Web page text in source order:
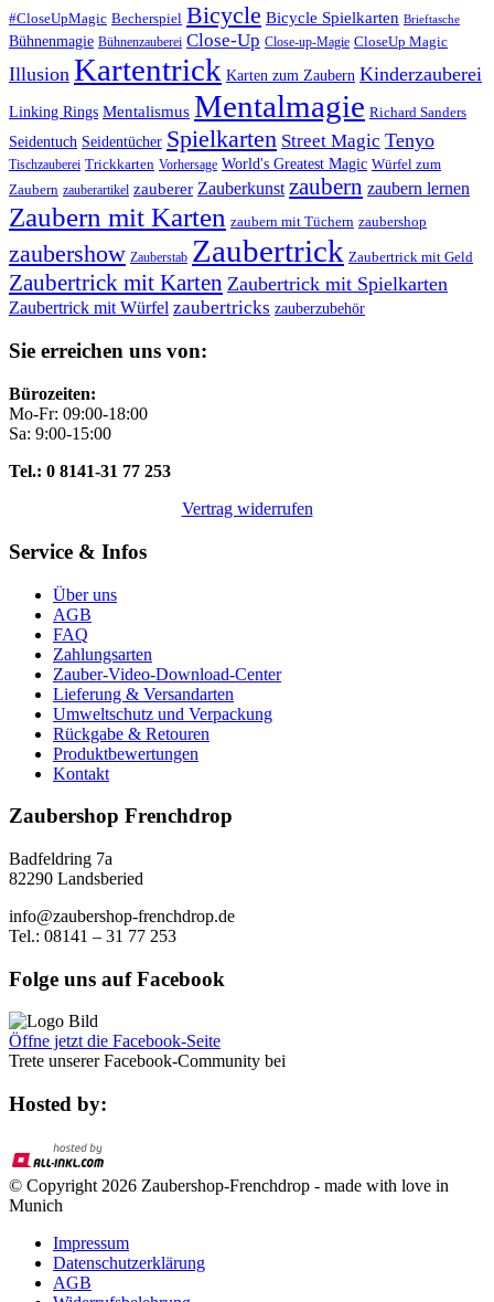
#CloseUpMagic Becherspiel Bicycle Bicycle Spielkarten Brieftasche
Bühnenmagie Bühnenzauberei Close-Up Close-up-Magie CloseUp Magic
Illusion Kartentrick Karten zum Zaubern Kinderzauberei
Linking Rings Mentalismus Mentalmagie Richard Sanders
Seidentuch Seidentücher Spielkarten Street Magic Tenyo
Tischzauberei Trickkarten Vorhersage World's Greatest Magic Würfel zum
Zaubern zauberartikel zauberer Zauberkunst zaubern zaubern lernen
Zaubern mit Karten zaubern mit Tüchern zaubershop
zaubershow Zauberstab Zaubertrick Zaubertrick mit Geld
Zaubertrick mit Karten Zaubertrick mit Spielkarten
Zaubertrick mit Würfel zaubertricks zauberzubehör
Sie erreichen uns von:
Bürozeiten:
Mo-Fr: 09:00-18:00
Sa: 9:00-15:00
Tel.: 0 8141-31 77 253
Vertrag widerrufen
Service & Infos
Über uns
AGB
FAQ
Zahlungsarten
Zauber-Video-Download-Center
Lieferung & Versandarten
Umweltschutz und Verpackung
Rückgabe & Retouren
Produktbewertungen
Kontakt
Zaubershop Frenchdrop
Badfeldring 7a
82290 Landsberied
info@zaubershop-frenchdrop.de
Tel.: 08141 – 31 77 253
Folge uns auf Facebook
Öffne jetzt die Facebook-Seite
Trete unserer Facebook-Community bei
Hosted by:
© Copyright 2026 Zaubershop-Frenchdrop - made with love in
Munich
Impressum
Datenschutzerklärung
AGB